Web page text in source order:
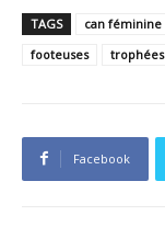
TAGS can féminine
footeuses
trophées
Facebook